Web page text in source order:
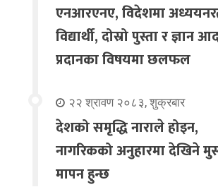
एनआरएनए, विदेशमा
विद्यार्थी, दोस्रो पुस्ता र ज्ञान
प्रदानका विषयमा छलफल
२२ श्रावण २०८३, शुक्रबार
देशको समृद्धि नाराले होइन,
नागरिकको अनुहारमा देखिने
मापन हुन्छ